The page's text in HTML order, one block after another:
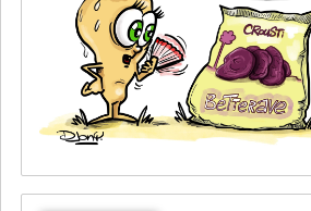
Vidéos
Contact